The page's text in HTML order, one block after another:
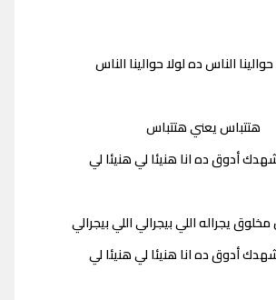
الناس ده لولا حوالينا الناس
هتتباس يعني هتتباس
أدوق ده انا هنيئا لي هنيئا لي
يجراله اللي بيجرالي اللي بيجرالي
أدوق ده انا هنيئا لي هنيئا لي